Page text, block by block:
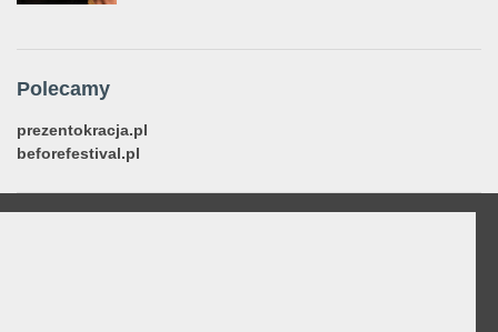
Polecamy
prezentokracja.pl
beforefestival.pl